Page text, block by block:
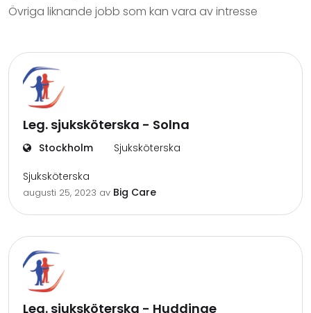
Övriga liknande jobb som kan vara av intresse
Leg. sjuksköterska - Solna
Stockholm Sjuksköterska
Sjuksköterska
augusti 25, 2023 av Big Care
Leg. sjuksköterska - Huddinge